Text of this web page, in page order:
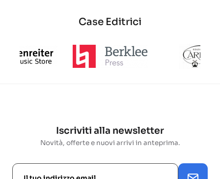
Case Editrici
Iscriviti alla newsletter
Novità, offerte e nuovi arrivi in anteprima.